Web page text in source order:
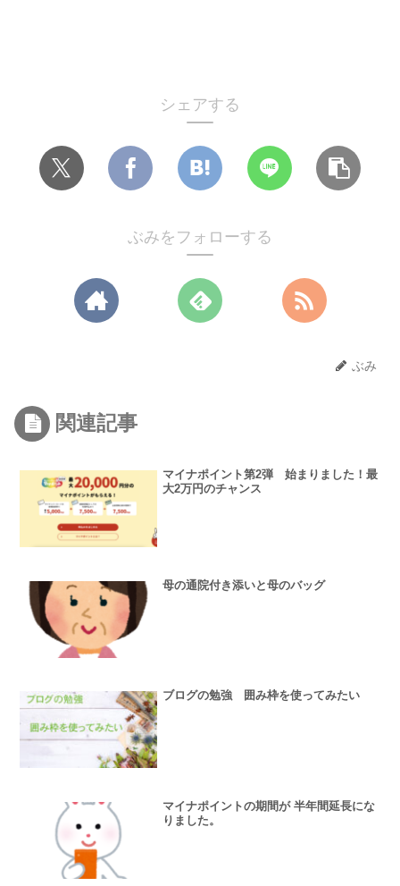
シェアする
ぶみをフォローする
ぶみ
関連記事
マイナポイント第2弾 始まりました！最
大2万円のチャンス
母の通院付き添いと母のバッグ
ブログの勉強 囲み枠を使ってみたい
マイナポイントの期間が 半年間延長にな
りました。